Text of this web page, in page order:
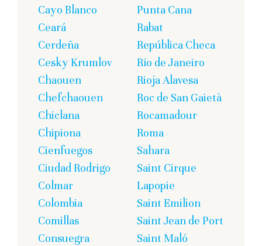
Cayo Blanco
Ceará
Cerdeña
Cesky Krumlov
Chaouen
Chefchaouen
Chiclana
Chipiona
Cienfuegos
Ciudad Rodrigo
Colmar
Colombia
Comillas
Consuegra
Punta Cana
Rabat
República Checa
Río de Janeiro
Rioja Alavesa
Roc de San Gaietà
Rocamadour
Roma
Sahara
Saint Cirque
Lapopie
Saint Emilion
Saint Jean de Port
Saint Maló